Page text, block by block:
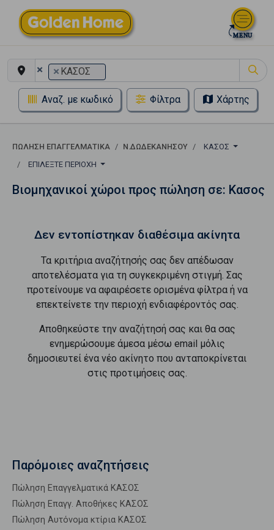
× × ΚΑΣΟΣ
Αναζ. με κωδικό Φίλτρα Χάρτης
ΠΏΛΗΣΗ ΕΠΑΓΓΕΛΜΑΤΙΚΆ Ν.ΔΩΔΕΚΑΝΗΣΟΥ
ΚΑΣΟΣ
ΕΠΙΛΈΞΤΕ ΠΕΡΙΟΧΉ
Βιομηχανικοί χώροι προς πώληση σε: Κασος
Δεν εντοπίστηκαν διαθέσιμα ακίνητα
Τα κριτήρια αναζήτησής σας δεν απέδωσαν
αποτελέσματα για τη συγκεκριμένη στιγμή. Σας
προτείνουμε να αφαιρέσετε ορισμένα φίλτρα ή να
επεκτείνετε την περιοχή ενδιαφέροντός σας.
Αποθηκεύστε την αναζήτησή σας και θα σας
ενημερώσουμε άμεσα μέσω email μόλις
δημοσιευτεί ένα νέο ακίνητο που ανταποκρίνεται
στις προτιμήσεις σας.
Παρόμοιες αναζητήσεις
Πώληση Επαγγελματικά ΚΑΣΟΣ
Πώληση Επαγγ. Αποθήκες ΚΑΣΟΣ
Πώληση Αυτόνομα κτίρια ΚΑΣΟΣ